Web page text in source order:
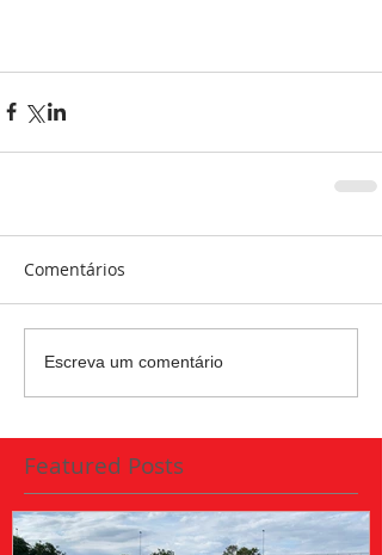
Comentários
Escreva um comentário
Featured Posts